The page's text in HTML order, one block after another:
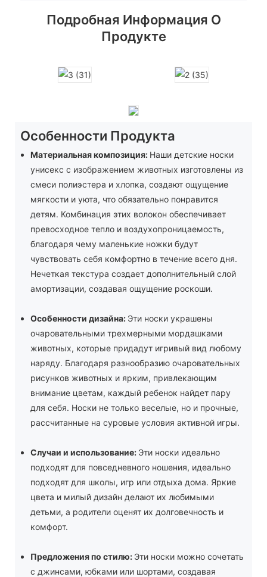
Подробная Информация О
Продукте
Особенности Продукта
Материальная композиция: Наши детские носки
унисекс с изображением животных изготовлены из
смеси полиэстера и хлопка, создают ощущение
мягкости и уюта, что обязательно понравится
детям. Комбинация этих волокон обеспечивает
превосходное тепло и воздухопроницаемость,
благодаря чему маленькие ножки будут
чувствовать себя комфортно в течение всего дня.
Нечеткая текстура создает дополнительный слой
амортизации, создавая ощущение роскоши.
Особенности дизайна: Эти носки украшены
очаровательными трехмерными мордашками
животных, которые придадут игривый вид любому
наряду. Благодаря разнообразию очаровательных
рисунков животных и ярким, привлекающим
внимание цветам, каждый ребенок найдет пару
для себя. Носки не только веселые, но и прочные,
рассчитанные на суровые условия активной игры.
Случаи и использование: Эти носки идеально
подходят для повседневного ношения, идеально
подходят для школы, игр или отдыха дома. Яркие
цвета и милый дизайн делают их любимыми
детьми, а родители оценят их долговечность и
комфорт.
Предложения по стилю: Эти носки можно сочетать
с джинсами, юбками или шортами, создавая